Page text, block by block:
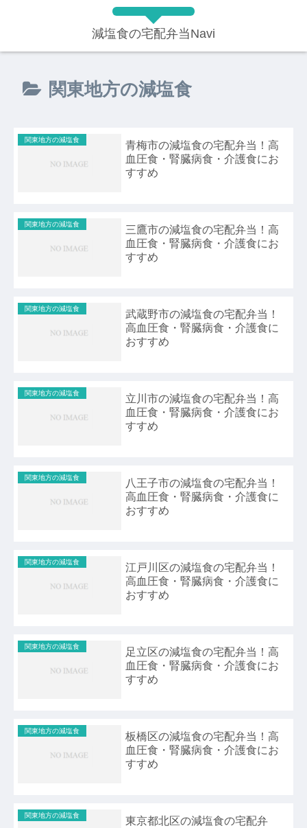
減塩食の宅配弁当Navi
関東地方の減塩食
関東地方の減塩食
青梅市の減塩食の宅配弁当！高
血圧食・腎臓病食・介護食にお
すすめ
関東地方の減塩食
三鷹市の減塩食の宅配弁当！高
血圧食・腎臓病食・介護食にお
すすめ
関東地方の減塩食
武蔵野市の減塩食の宅配弁当！
高血圧食・腎臓病食・介護食に
おすすめ
関東地方の減塩食
立川市の減塩食の宅配弁当！高
血圧食・腎臓病食・介護食にお
すすめ
関東地方の減塩食
八王子市の減塩食の宅配弁当！
高血圧食・腎臓病食・介護食に
おすすめ
関東地方の減塩食
江戸川区の減塩食の宅配弁当！
高血圧食・腎臓病食・介護食に
おすすめ
関東地方の減塩食
足立区の減塩食の宅配弁当！高
血圧食・腎臓病食・介護食にお
すすめ
関東地方の減塩食
板橋区の減塩食の宅配弁当！高
血圧食・腎臓病食・介護食にお
すすめ
関東地方の減塩食
東京都北区の減塩食の宅配弁